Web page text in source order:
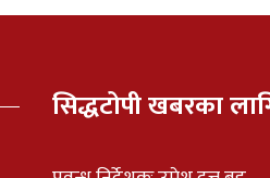
सिद्धटोपी खबरका